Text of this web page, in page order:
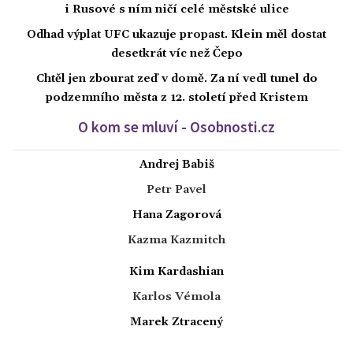
i Rusové s ním ničí celé městské ulice
Odhad výplat UFC ukazuje propast. Klein měl dostat
desetkrát víc než Čepo
Chtěl jen zbourat zeď v domě. Za ní vedl tunel do
podzemního města z 12. století před Kristem
O kom se mluví - Osobnosti.cz
Andrej Babiš
Petr Pavel
Hana Zagorová
Kazma Kazmitch
Kim Kardashian
Karlos Vémola
Marek Ztracený